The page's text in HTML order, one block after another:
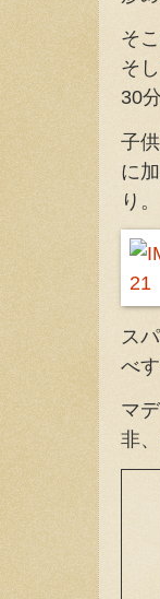
そ
そ
30
子
に
り。
ス
べ
マ
非